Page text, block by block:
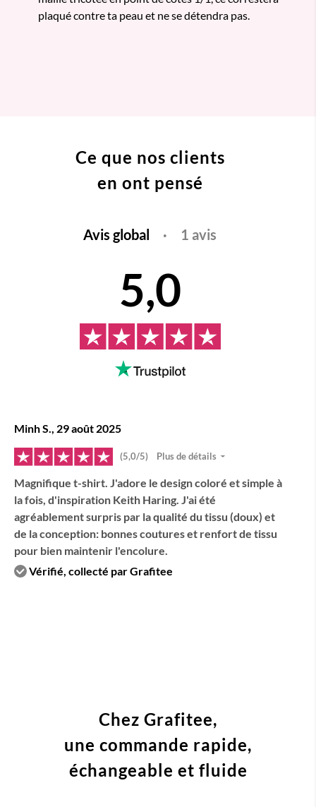
plaqué contre ta peau et ne se détendra pas.
Ce que nos clients
en ont pensé
Avis global · 1 avis
5,0
Minh S., 29 août 2025
(5,0/5) Plus de détails
Magnifique t-shirt. J'adore le design coloré et simple à
la fois, d'inspiration Keith Haring. J'ai été
agréablement surpris par la qualité du tissu (doux) et
de la conception: bonnes coutures et renfort de tissu
pour bien maintenir l'encolure.
Vérifié, collecté par Grafitee
Chez Grafitee,
une commande rapide,
échangeable et fluide